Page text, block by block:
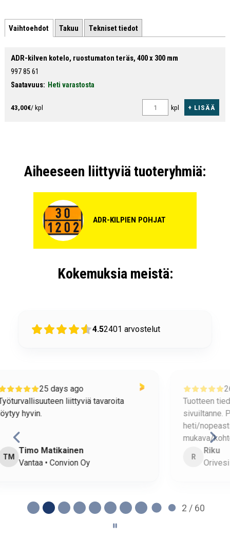
Vaihtoehdot Takuu Tekniset tiedot
ADR-kilven kotelo, ruostumaton teräs, 400 x 300 mm
997 85 61
Saatavuus: Heti varastosta
43,00€/ kpl kpl + LISÄÄ
Aiheeseen liittyviä tuoteryhmiä:
ADR-KILPIEN POHJAT
Kokemuksia meistä:
4.52401 arvostelut
26 days ago
Tuotteen tiedot löytyivät helposti
sivuiltanne. Puhelimeen vastattiin
Riku
Orivesi • Ysitien Auto Oy
2 / 60